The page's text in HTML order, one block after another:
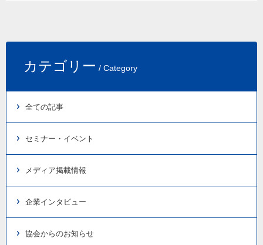
カテゴリー / Category
全ての記事
セミナー・イベント
メディア掲載情報
企業インタビュー
協会からのお知らせ